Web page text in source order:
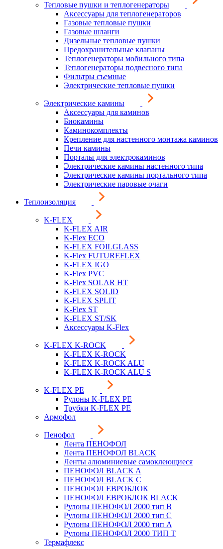
Тепловые пушки и теплогенераторы
Аксессуары для теплогенераторов
Газовые тепловые пушки
Газовые шланги
Дизельные тепловые пушки
Предохранительные клапаны
Теплогенераторы мобильного типа
Теплогенераторы подвесного типа
Фильтры съемные
Электрические тепловые пушки
Электрические камины
Аксессуары для каминов
Биокамины
Каминокомплекты
Крепление для настенного монтажа каминов
Печи камины
Порталы для электрокаминов
Электрические камины настенного типа
Электрические камины портального типа
Электрические паровые очаги
Теплоизоляция
K-FLEX
K-FLEX AIR
K-Flex ECO
K-FLEX FOILGLASS
K-Flex FUTUREFLEX
K-FLEX IGO
K-Flex PVC
K-Flex SOLAR HT
K-FLEX SOLID
K-FLEX SPLIT
K-Flex ST
K-FLEX ST/SK
Аксессуары K-Flex
K-FLEX K-ROCK
K-FLEX K-ROCK
K-FLEX K-ROCK ALU
K-FLEX K-ROCK ALU S
K-FLEX PE
Рулоны K-FLEX PE
Трубки K-FLEX PE
Армофол
Пенофол
Лента ПЕНОФОЛ
Лента ПЕНОФОЛ BLACK
Ленты алюминиевые самоклеющиеся
ПЕНОФОЛ BLACK A
ПЕНОФОЛ BLACK С
ПЕНОФОЛ ЕВРОБЛОК
ПЕНОФОЛ ЕВРОБЛОК BLACK
Рулоны ПЕНОФОЛ 2000 тип B
Рулоны ПЕНОФОЛ 2000 тип C
Рулоны ПЕНОФОЛ 2000 тип А
Рулоны ПЕНОФОЛ 2000 ТИП Т
Термафлекс